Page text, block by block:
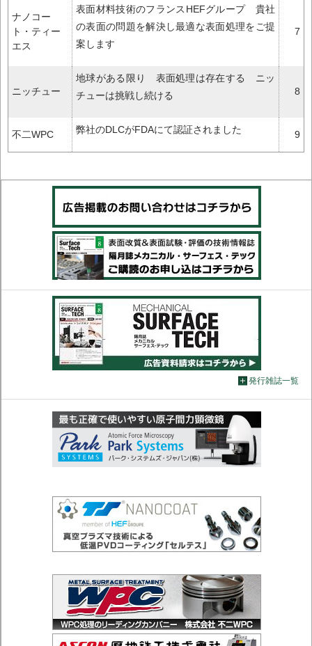
ナノコー
ト・ティー
エス
表面材料技術のフランスHEFグループ 貴社
の表面の問題を解決し最適な表面処理をご提
案します
7
ニッチュー
地球がある限り 表面処理は存在する ニッ
チューは挑戦し続ける
8
不二WPC 弊社のDLCがFDAにて認証されました 9
発行雑誌一覧